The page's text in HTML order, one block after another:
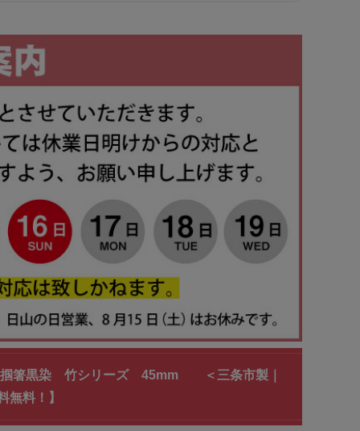
掴箸黒染 竹シリーズ 45mm ＜三条市製｜
無料！】